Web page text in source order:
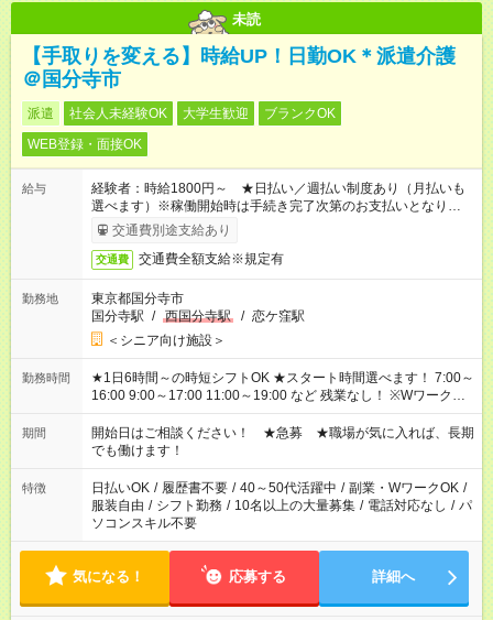
未読
【手取りを変える】時給UP！日勤OK＊派遣介護
＠国分寺市
派遣 社会人未経験OK 大学生歓迎
ブランクOK
WEB登録・面接OK
給与
経験者：時給1800円～ ★日払い／週払い制度あり（月払いも
選べます）※稼働開始時は手続き完了次第のお支払いとなりま
す。交通費別途支給あり
交通費 交通費全額支給※規定有
勤務地
東京都国分寺市
国分寺駅 / 西国分寺駅 / 恋ケ窪駅
＜シニア向け施設＞
勤務時間
★1日6時間～の時短シフトOK ★スタート時間選べます！ 7:00～
16:00 9:00～17:00 11:00～19:00 など 残業なし！ ※Wワークの
場合、他のお仕事と合わせ週40時間超の就業はご案内できませ
ん ※法令に基づき、週20時間以上勤務は社会保険への加入対象
となります ※労働者派遣法（日雇い派遣の原則禁止）により、
短時間・短期間の就業はご案内が難しい場合があります
期間
開始日はご相談ください！ ★急募 ★職場が気に入れば、長期
でも働けます！
特徴 日払いOK / 履歴書不要 / 40～50代活躍中 / 副業・WワークOK /
服装自由 / シフト勤務 / 10名以上の大量募集 / 電話対応なし / パ
ソコンスキル不要
気になる！ 応募する 詳細へ